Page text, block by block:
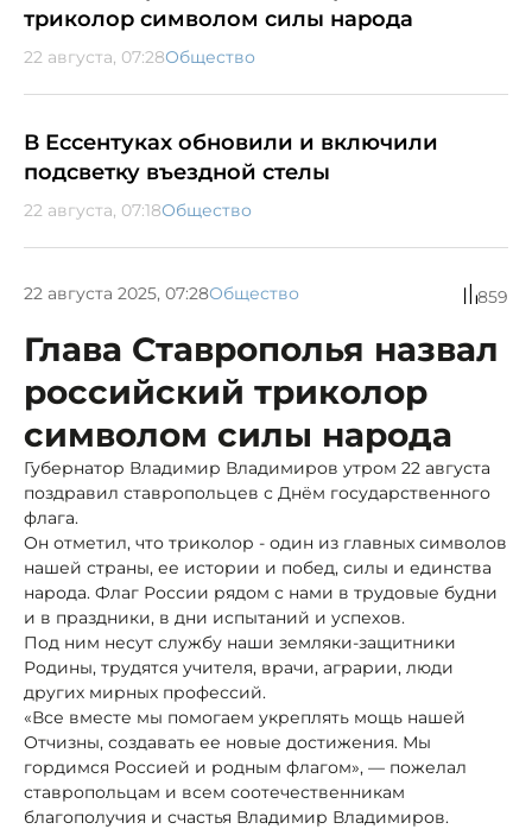
триколор символом силы народа
22 августа, 07:28Общество
В Ессентуках обновили и включили
подсветку въездной стелы
22 августа, 07:18Общество
22 августа 2025, 07:28Общество 859
Глава Ставрополья назвал
российский триколор
символом силы народа
Губернатор Владимир Владимиров утром 22 августа
поздравил ставропольцев с Днём государственного
флага.
Он отметил, что триколор - один из главных символов
нашей страны, ее истории и побед, силы и единства
народа. Флаг России рядом с нами в трудовые будни
и в праздники, в дни испытаний и успехов.
Под ним несут службу наши земляки-защитники
Родины, трудятся учителя, врачи, аграрии, люди
других мирных профессий.
«Все вместе мы помогаем укреплять мощь нашей
Отчизны, создавать ее новые достижения. Мы
гордимся Россией и родным флагом», — пожелал
ставропольцам и всем соотечественникам
благополучия и счастья Владимир Владимиров.